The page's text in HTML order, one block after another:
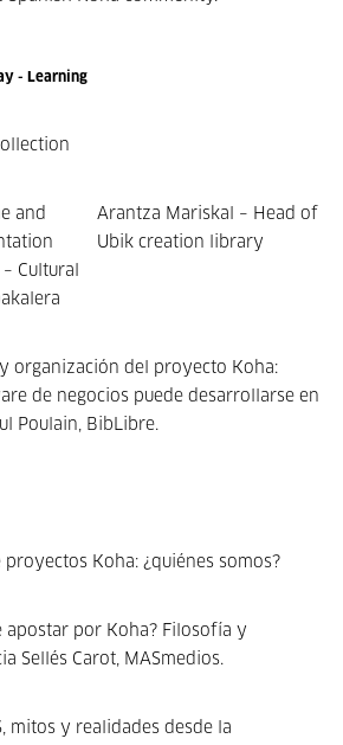
- Learning
and
Cultural
Arantza Mariskal – Head of
Ubik creation library
organización del proyecto Koha:
de negocios puede desarrollarse en
Poulain, BibLibre.
proyectos Koha: ¿quiénes somos?
apostar por Koha? Filosofía y
Sellés Carot, MASmedios.
mitos y realidades desde la